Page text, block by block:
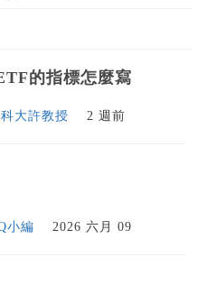
的指標怎麼寫
大許教授 2 週前
小編 2026 六月 09